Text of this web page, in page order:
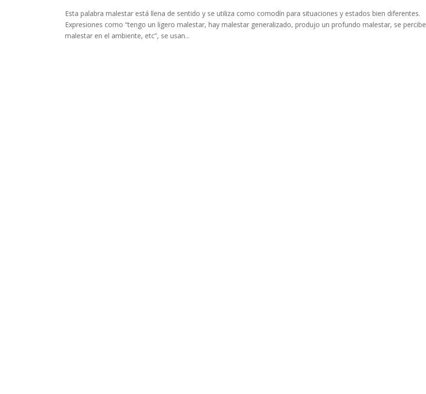
Esta palabra malestar está llena de sentido y se utiliza como comodín para situaciones y estados bien diferentes.
Expresiones como “tengo un ligero malestar, hay malestar generalizado, produjo un profundo malestar, se percibe
malestar en el ambiente, etc”, se usan...